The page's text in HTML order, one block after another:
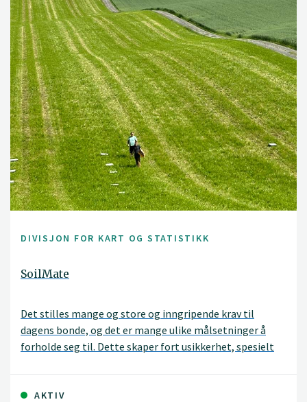
DIVISJON FOR KART OG STATISTIKK
SoilMate
Det stilles mange og store og inngripende krav til
dagens bonde, og det er mange ulike målsetninger å
forholde seg til. Dette skaper fort usikkerhet, spesielt
produseres mer og mer effektivt samtidig som det blant
annet skal tas en rekke miljøhensyn. Undersøkelser viser
AKTIV